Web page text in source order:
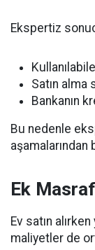
Ekspertiz
Satın
Bankanın
Bu nedenle
Ek
Ev satın
maliyetler de